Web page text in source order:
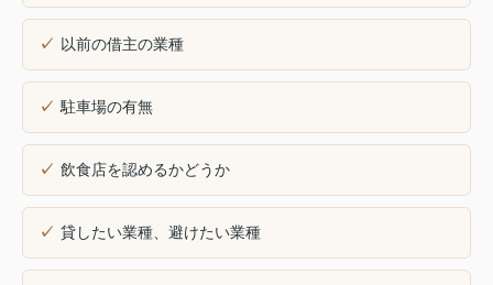
以前の借主の業種
駐車場の有無
飲食店を認めるかどうか
貸したい業種、避けたい業種